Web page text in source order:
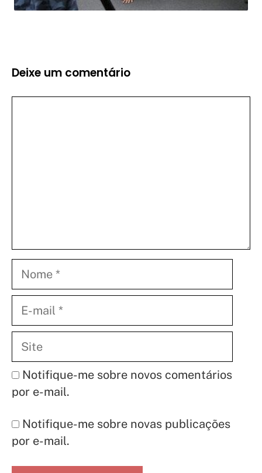
Deixe um comentário
mail
Notifique-me sobre novos comentários
por e-mail.
Notifique-me sobre novas publicações
por e-mail.